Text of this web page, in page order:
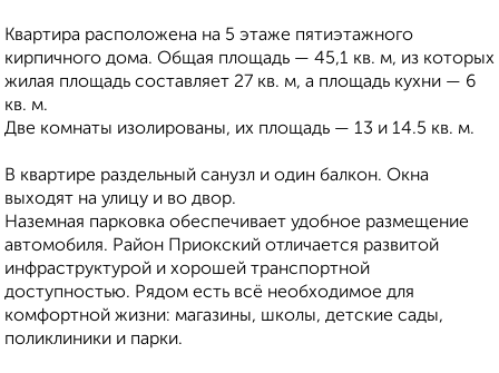
Квартира расположена на 5 этаже пятиэтажного
кирпичного дома. Общая площадь — 45,1 кв. м, из которых
жилая площадь составляет 27 кв. м, а площадь кухни — 6
кв. м.
Две комнаты изолированы, их площадь — 13 и 14.5 кв. м.
В квартире раздельный санузл и один балкон. Окна
выходят на улицу и во двор.
Наземная парковка обеспечивает удобное размещение
автомобиля. Район Приокский отличается развитой
инфраструктурой и хорошей транспортной
доступностью. Рядом есть всё необходимое для
комфортной жизни: магазины, школы, детские сады,
поликлиники и парки.